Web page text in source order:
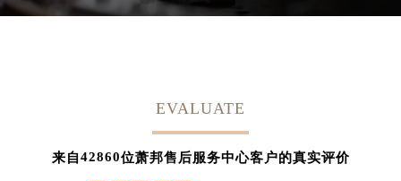
EVALUATE
来自42860位萧邦售后服务中心客户的真实评价